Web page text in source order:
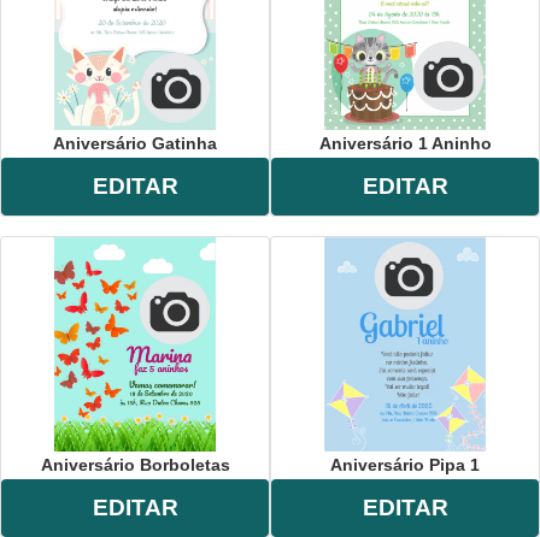
Aniversário Gatinha
EDITAR
Aniversário 1 Aninho
EDITAR
Aniversário Borboletas
EDITAR
Aniversário Pipa 1
EDITAR